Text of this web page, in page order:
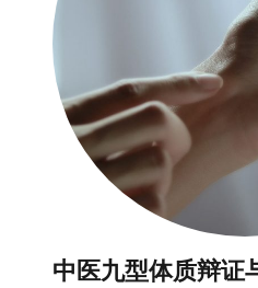
中医九型体质辩证